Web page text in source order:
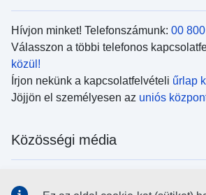
Hívjon minket! Telefonszámunk: 00
Válasszon a többi telefonos
közül!
Írjon nekünk a kapcsolatfelvételi űrlap
Jöjjön el személyesen az uniós
Közösségi média